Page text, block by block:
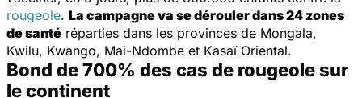
rougeole. La campagne va se dérouler dans 24 zones
de santé réparties dans les provinces de Mongala,
Kwilu, Kwango, Mai-Ndombe et Kasaï Oriental.
Bond de 700% des cas de rougeole sur
le continent